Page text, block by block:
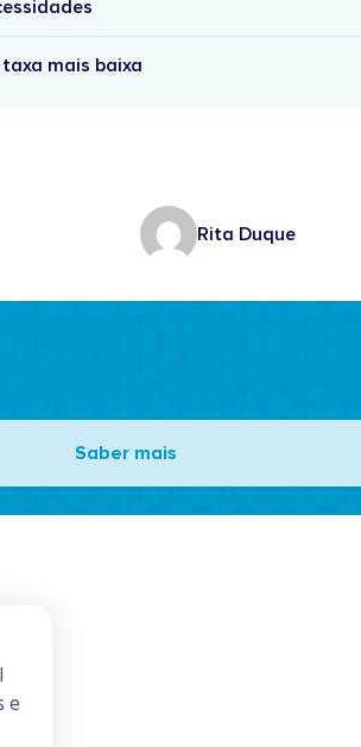
mais baixa
Rita Duque
Saber mais
e